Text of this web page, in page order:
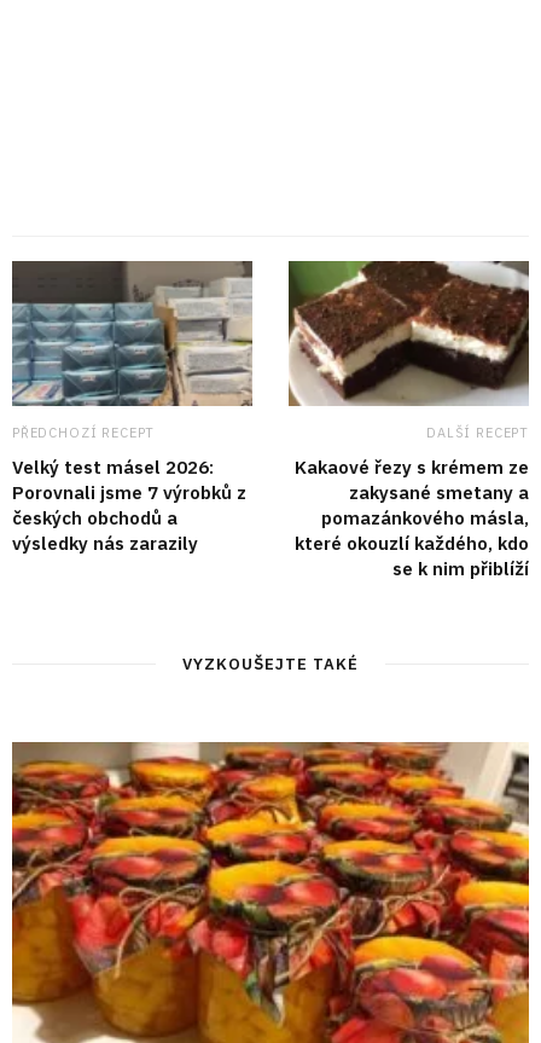
PŘEDCHOZÍ RECEPT
Velký test másel 2026:
Porovnali jsme 7 výrobků z
českých obchodů a
výsledky nás zarazily
DALŠÍ RECEPT
Kakaové řezy s krémem ze
zakysané smetany a
pomazánkového másla,
které okouzlí každého, kdo
se k nim přiblíží
VYZKOUŠEJTE TAKÉ